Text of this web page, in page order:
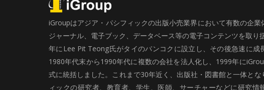
iGroupはアジア・パシフィックの出版小売業界において有数の企業
ジャーナル、電子ブック、データベース等の電子コンテンツを取り
年にLee Pit Teong氏がタイのバンコクに設立し、その後急速に成
1980年代末から1990年代に複数の会社を法人化し、1999年に
式に統括しました。これまで30年近く、出版社・図書館と一体とな
ィックの研究者、教育者、学生、医師、サーチャーなどに研究情